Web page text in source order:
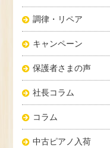
調律・リペア
キャンペーン
保護者さまの声
社長コラム
コラム
中古ピアノ入荷